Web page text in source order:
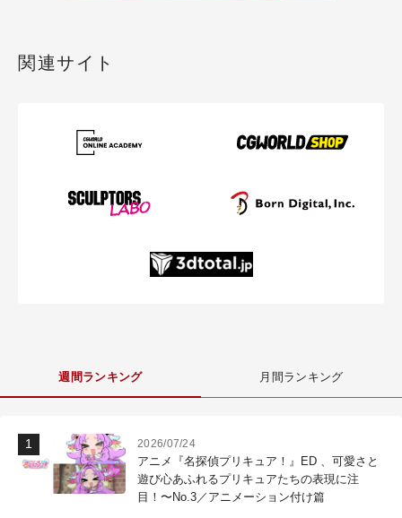
関連サイト
週間ランキング 月間ランキング
2026/07/24
アニメ『名探偵プリキュア！』ED 、可愛さと
遊び心あふれるプリキュアたちの表現に注
目！〜No.3／アニメーション付け篇